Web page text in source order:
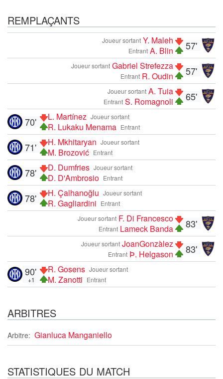
REMPLAÇANTS
57'
Joueur sortant Y. Maleh
Entrant A. Blin
57'
Joueur sortant Gabriel Strefezza
Entrant R. Oudin
65'
Joueur sortant A. Tuia
Entrant S. Romagnoli
Joueur sortant
L. Martínez
Entrant
R. Lukaku Menama
70'
Joueur sortant
H. Mkhitaryan
Entrant
M. Brozović
71'
Joueur sortant
D. Dumfries
Entrant
D. D'Ambrosio
78'
Joueur sortant
H. Çalhanoğlu
Entrant
R. Gagliardini
78'
83'
Joueur sortant F. Di Francesco
Entrant Lameck Banda
83'
Joueur sortant JoanGonzàlez
Entrant Þ. Helgason
Joueur sortant
R. Gosens
Entrant
M. Zanotti
90'
+1
ARBITRES
Arbitre: Gianluca Manganiello
STATISTIQUES DU MATCH